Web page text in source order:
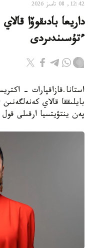
12:42, 08 تامىز 2026
داريعا بادىقوۆا
ءتۇسىندىردى
استانا.قازاقپارات -
بايلىققا قالاي
پەن ينتۋيتسيا ارقىلى